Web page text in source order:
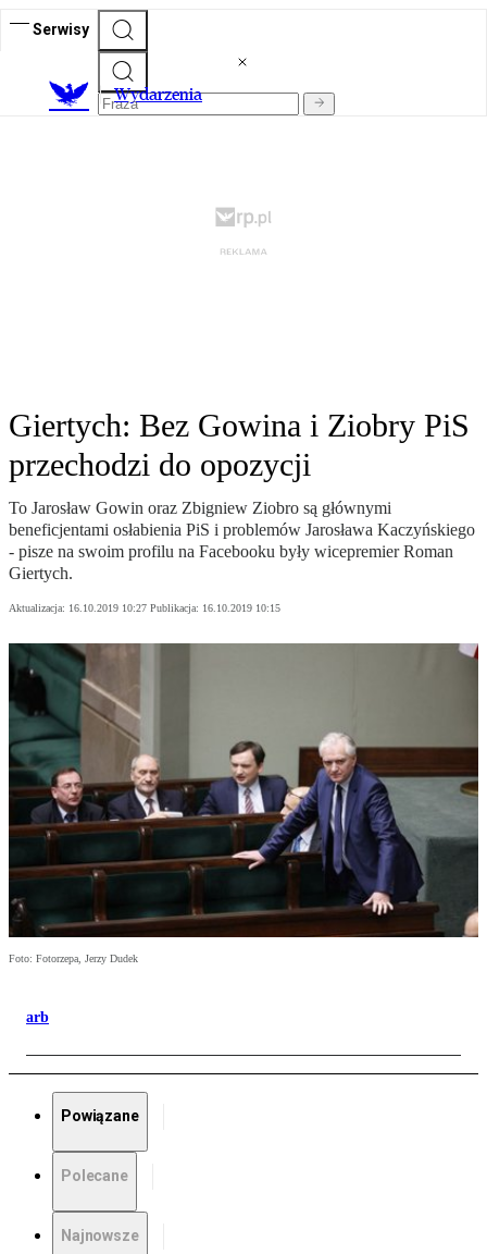
Serwisy
Wydarzenia
Giertych: Bez Gowina i Ziobry PiS
przechodzi do opozycji
To Jarosław Gowin oraz Zbigniew Ziobro są głównymi
beneficjentami osłabienia PiS i problemów Jarosława Kaczyńskiego
- pisze na swoim profilu na Facebooku były wicepremier Roman
Giertych.
Aktualizacja: 16.10.2019 10:27 Publikacja: 16.10.2019 10:15
Foto: Fotorzepa, Jerzy Dudek
arb
Powiązane
Polecane
Najnowsze